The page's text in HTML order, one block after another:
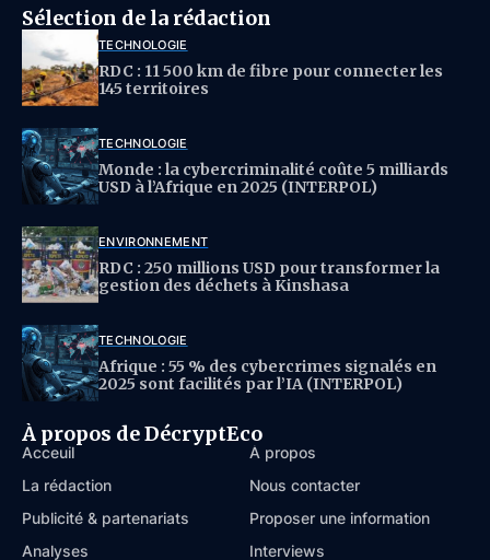
Sélection de la rédaction
TECHNOLOGIE
RDC : 11 500 km de fibre pour connecter les
145 territoires
TECHNOLOGIE
Monde : la cybercriminalité coûte 5 milliards
USD à l’Afrique en 2025 (INTERPOL)
ENVIRONNEMENT
RDC : 250 millions USD pour transformer la
gestion des déchets à Kinshasa
TECHNOLOGIE
Afrique : 55 % des cybercrimes signalés en
2025 sont facilités par l’IA (INTERPOL)
À propos de DécryptEco
Acceuil
À propos
La rédaction
Nous contacter
Publicité & partenariats
Proposer une information
Analyses
Interviews